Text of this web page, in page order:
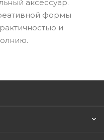
аксессуар.
формы
и